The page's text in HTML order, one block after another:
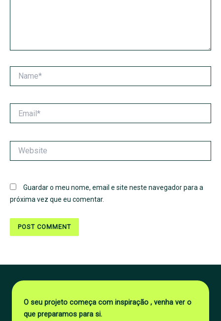
Guardar o meu nome, email e site neste navegador para a
próxima vez que eu comentar.
O seu projeto começa com inspiração , venha ver o
que preparamos para si.